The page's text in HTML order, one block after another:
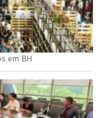
em BH